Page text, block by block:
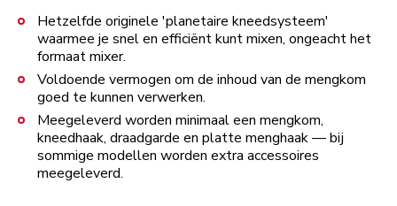
Hetzelfde originele 'planetaire kneedsysteem'
waarmee je snel en efficiënt kunt mixen, ongeacht het
formaat mixer.
Voldoende vermogen om de inhoud van de mengkom
goed te kunnen verwerken.
Meegeleverd worden minimaal een mengkom,
kneedhaak, draadgarde en platte menghaak — bij
sommige modellen worden extra accessoires
meegeleverd.